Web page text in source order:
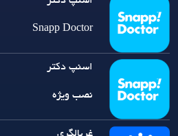
Snapp Doctor
اسنپ دکتر
نصب ویژه